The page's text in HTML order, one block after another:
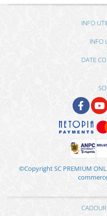
INFO
INFO
DATE
©Copyright SC PREMIUM